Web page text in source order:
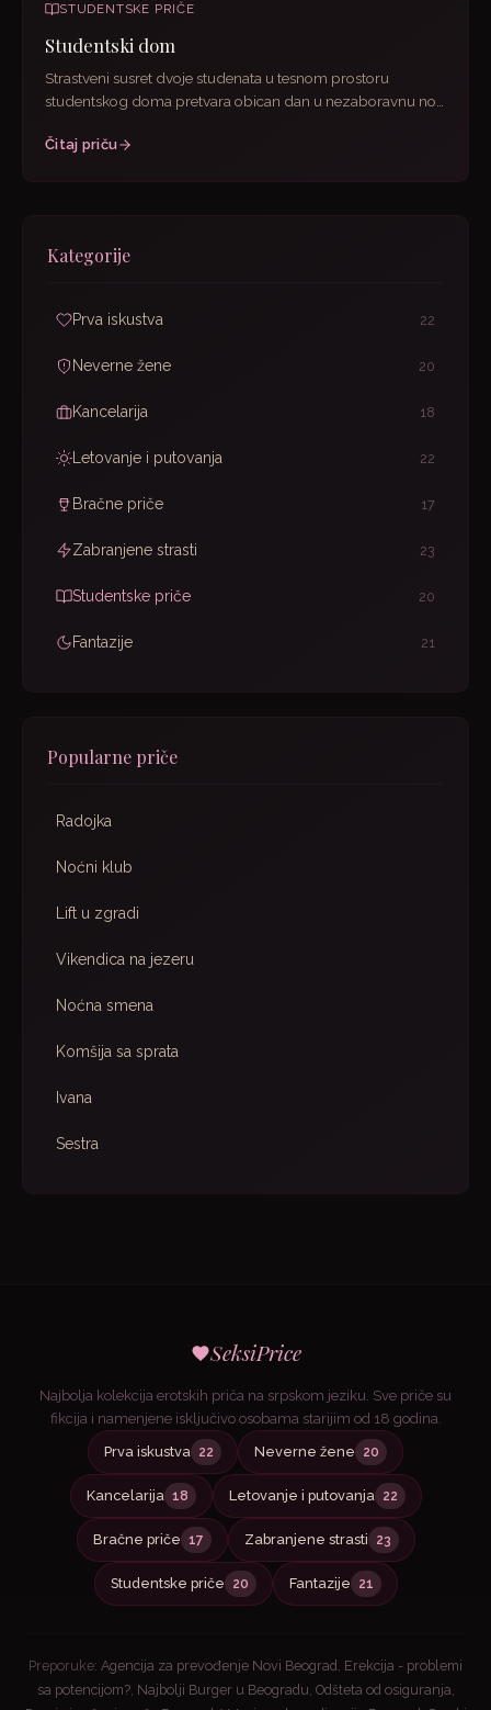
STUDENTSKE PRIČE
Studentski dom
Strastveni susret dvoje studenata u tesnom prostoru
studentskog doma pretvara obican dan u nezaboravnu noc
Čitaj priču
Kategorije
Prva iskustva 22
Neverne žene 20
Kancelarija 18
Letovanje i putovanja 22
Bračne priče 17
Zabranjene strasti 23
Studentske priče 20
Fantazije 21
Popularne priče
Radojka
Noćni klub
Lift u zgradi
Vikendica na jezeru
Noćna smena
Komšija sa sprata
Ivana
Sestra
SeksiPrice
Najbolja kolekcija erotskih priča na srpskom jeziku. Sve priče su
fikcija i namenjene isključivo osobama starijim od 18 godina.
Prva iskustva 22 Neverne žene 20
Kancelarija 18 Letovanje i putovanja 22
Bračne priče 17 Zabranjene strasti 23
Studentske priče 20 Fantazije 21
Preporuke: Agencija za prevođenje Novi Beograd , Erekcija - problemi
sa potencijom?, Najbolji Burger u Beogradu, Odšteta od osiguranja,